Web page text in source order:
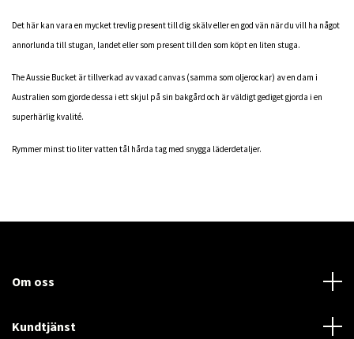
Det här kan vara en mycket trevlig present till dig skälv eller en god vän när du vill ha något
annorlunda till stugan, landet eller som present till den som köpt en liten stuga.
The Aussie Bucket är tillverkad av vaxad canvas (samma som oljerockar) av en dam i
Australien som gjorde dessa i ett skjul på sin bakgård och är väldigt gediget gjorda i en
superhärlig kvalité.
Rymmer minst tio liter vatten tål hårda tag med snygga läderdetaljer.
Om oss
Kundtjänst